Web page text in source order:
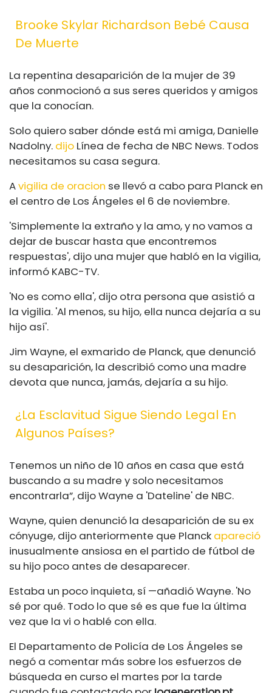
Brooke Skylar Richardson Bebé Causa
De Muerte
La repentina desaparición de la mujer de 39
años conmocionó a sus seres queridos y amigos
que la conocían.
Solo quiero saber dónde está mi amiga, Danielle
Nadolny. dijo Línea de fecha de NBC News. Todos
necesitamos su casa segura.
Avigilia de oracion se llevó a cabo para Planck en
el centro de Los Ángeles el 6 de noviembre.
'Simplemente la extraño y la amo, y no vamos a
dejar de buscar hasta que encontremos
respuestas', dijo una mujer que habló en la vigilia,
informó KABC-TV.
'No es como ella', dijo otra persona que asistió a
la vigilia. 'Al menos, su hijo, ella nunca dejaría a su
hijo así'.
Jim Wayne, el exmarido de Planck, que denunció
su desaparición, la describió como una madre
devota que nunca, jamás, dejaría a su hijo.
¿La Esclavitud Sigue Siendo Legal En
Algunos Países?
Tenemos un niño de 10 años en casa que está
buscando a su madre y solo necesitamos
encontrarla”, dijo Wayne a 'Dateline' de NBC.
Wayne, quien denunció la desaparición de su ex
cónyuge, dijo anteriormente que Planck apareció
inusualmente ansiosa en el partido de fútbol de
su hijo poco antes de desaparecer.
Estaba un poco inquieta, sí —añadió Wayne. 'No
sé por qué. Todo lo que sé es que fue la última
vez que la vi o hablé con ella.
El Departamento de Policía de Los Ángeles se
negó a comentar más sobre los esfuerzos de
búsqueda en curso el martes por la tarde